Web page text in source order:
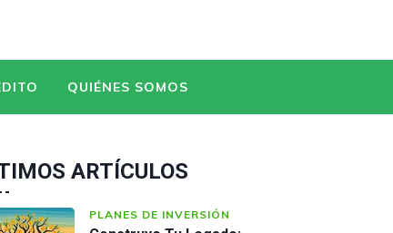
QUIÉNES SOMOS
ARTÍCULOS
PLANES DE INVERSIÓN